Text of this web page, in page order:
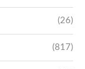
(26)
(817)